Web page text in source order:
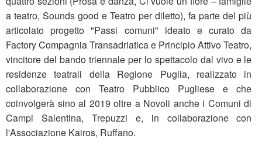
a teatro, Sounds good e Teatro per diletto), fa parte del più
articolato progetto "Passi comuni" ideato e curato da
Factory Compagnia Transadriatica e Principio Attivo Teatro,
vincitore del bando triennale per lo spettacolo dal vivo e le
residenze teatrali della Regione Puglia, realizzato in
collaborazione con Teatro Pubblico Pugliese e che
coinvolgerà sino al 2019 oltre a Novoli anche i Comuni di
Campi Salentina, Trepuzzi e, in collaborazione con
l'Associazione Kairos, Ruffano.